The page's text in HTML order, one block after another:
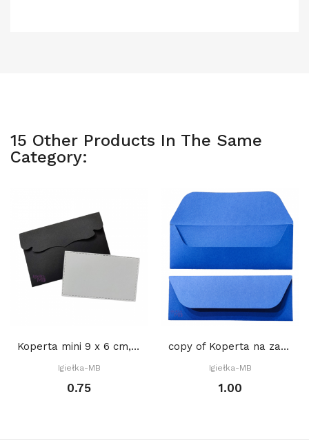
15 Other Products In The Same
Category:
Koperta mini 9 x 6 cm, (gratis: bilecik) - CZARNA
Igiełka-MB
0.75
copy of Koperta na zakładkę do książki 22 x 8...
Igiełka-MB
1.00